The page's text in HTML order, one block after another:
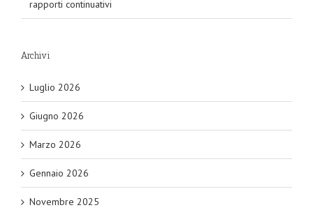
rapporti continuativi
Archivi
Luglio 2026
Giugno 2026
Marzo 2026
Gennaio 2026
Novembre 2025